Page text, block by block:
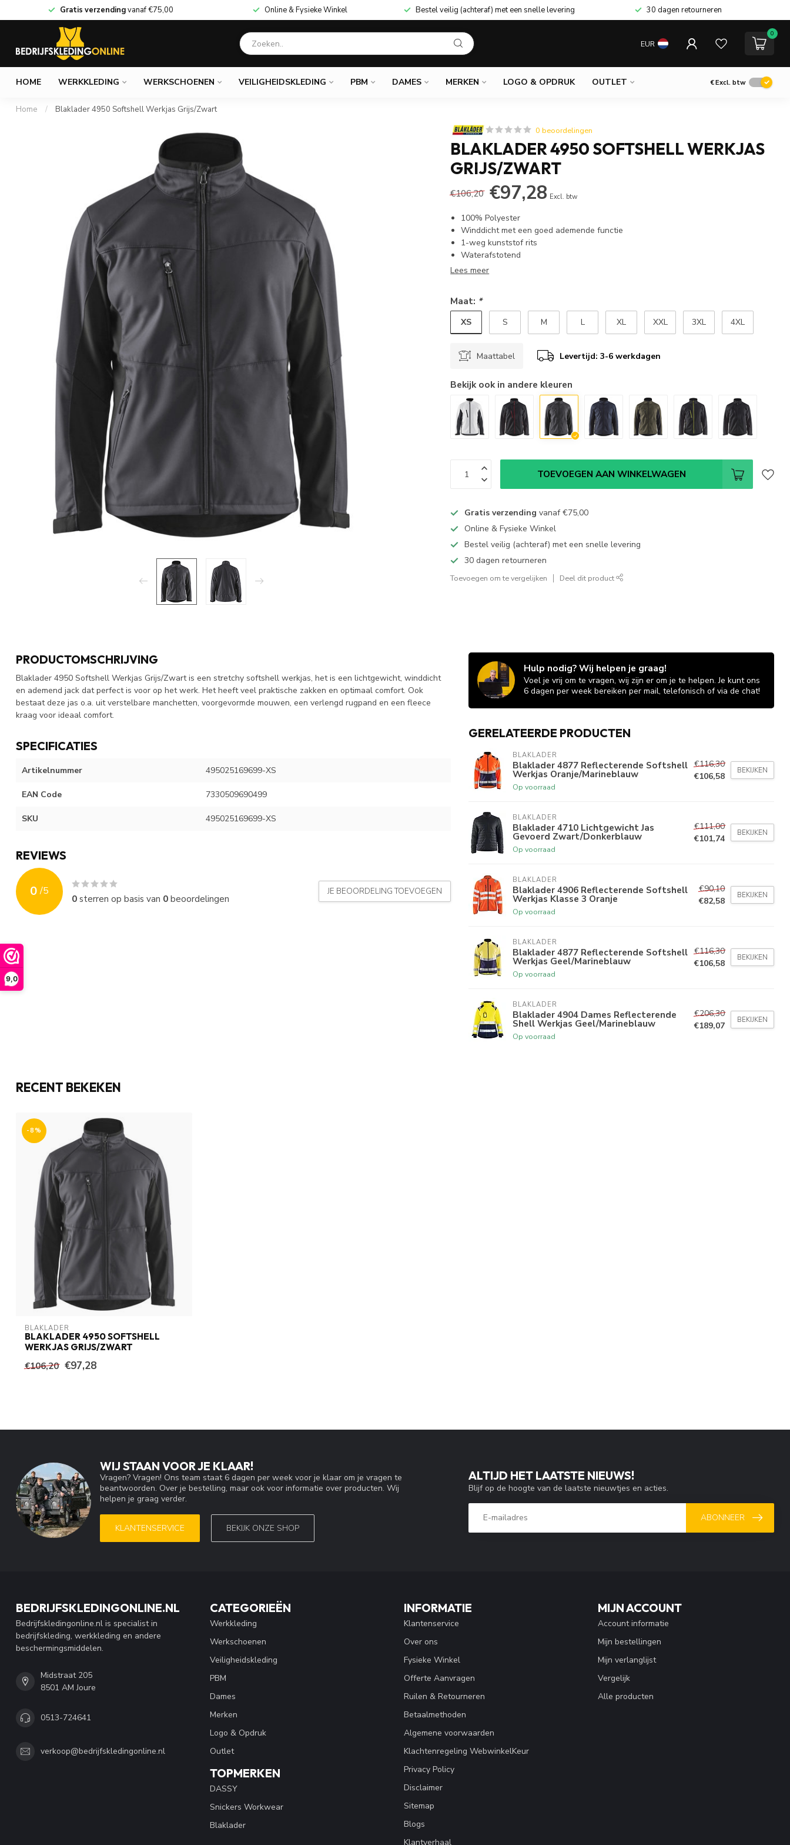
9,0
Gratis verzendingvanaf€75,00 Online & Fysieke Winkel Bestel veilig (achteraf) met een snelle levering 30 dagen retourneren
EUR
0
HOME WERKKLEDING WERKSCHOENEN VEILIGHEIDSKLEDING PBM DAMES MERKEN LOGO & OPDRUK OUTLET €Excl. btw
Home / Blaklader 4950 Softshell Werkjas Grijs/Zwart
0 beoordelingen
BLAKLADER 4950 SOFTSHELL WERKJAS
GRIJS/ZWART
€106,20 €97,28 Excl. btw
100% Polyester
Winddicht met een goed ademende functie
1-weg kunststof rits
Waterafstotend
Lees meer
Maat: *
XS S M L XL XXL 3XL 4XL
Maattabel Levertijd: 3-6 werkdagen
Bekijk ook in andere kleuren
TOEVOEGEN AAN WINKELWAGEN
Gratis verzending vanaf€75,00
Online & Fysieke Winkel
Bestel veilig (achteraf) met een snelle levering
30 dagen retourneren
Toevoegen om te vergelijken Deel dit product
PRODUCTOMSCHRIJVING
Blaklader 4950 Softshell Werkjas Grijs/Zwart is een stretchy softshell werkjas, het is een lichtgewicht, winddicht
en ademend jack dat perfect is voor op het werk. Het heeft veel praktische zakken en optimaal comfort. Ook
bestaat deze jas o.a. uit verstelbare manchetten, voorgevormde mouwen, een verlengd rugpand en een fleece
kraag voor ideaal comfort.
SPECIFICATIES
Artikelnummer 495025169699-XS
EAN Code 7330509690499
SKU 495025169699-XS
REVIEWS
0 /5
0sterren op basis van 0beoordelingen
JE BEOORDELING TOEVOEGEN
Hulp nodig? Wij helpen je graag!
Voel je vrij om te vragen, wij zijn er om je te helpen. Je kunt ons
6 dagen per week bereiken per mail, telefonisch of via de chat!
GERELATEERDE PRODUCTEN
BLAKLADER
Blaklader 4877 Reflecterende Softshell
Werkjas Oranje/Marineblauw
Op voorraad
€116,30
€106,58
BEKIJKEN
BLAKLADER
Blaklader 4710 Lichtgewicht Jas
Gevoerd Zwart/Donkerblauw
Op voorraad
€111,00
€101,74
BEKIJKEN
BLAKLADER
Blaklader 4906 Reflecterende Softshell
Werkjas Klasse 3 Oranje
Op voorraad
€90,10
€82,58
BEKIJKEN
BLAKLADER
Blaklader 4877 Reflecterende Softshell
Werkjas Geel/Marineblauw
Op voorraad
€116,30
€106,58
BEKIJKEN
BLAKLADER
Blaklader 4904 Dames Reflecterende
Shell Werkjas Geel/Marineblauw
Op voorraad
€206,30
€189,07
BEKIJKEN
RECENT BEKEKEN
-8%
BLAKLADER
BLAKLADER 4950 SOFTSHELL
WERKJAS GRIJS/ZWART
€106,20 €97,28
WIJ STAAN VOOR JE KLAAR!
Vragen? Vragen! Ons team staat 6 dagen per week voor je klaar om je vragen te
beantwoorden. Over je bestelling, maar ook voor informatie over producten. Wij
helpen je graag verder.
KLANTENSERVICE BEKIJK ONZE SHOP
ALTIJD HET LAATSTE NIEUWS!
Blijf op de hoogte van de laatste nieuwtjes en acties.
ABONNEER
BEDRIJFSKLEDINGONLINE.NL
Bedrijfskledingonline.nl is specialist in
bedrijfskleding, werkkleding en andere
beschermingsmiddelen.
Midstraat 205
8501 AM Joure
0513-724641
verkoop@bedrijfskledingonline.nl
CATEGORIEËN
Werkkleding
Werkschoenen
Veiligheidskleding
PBM
Dames
Merken
Logo & Opdruk
Outlet
TOPMERKEN
DASSY
Snickers Workwear
Blaklader
INFORMATIE
Klantenservice
Over ons
Fysieke Winkel
Offerte Aanvragen
Ruilen & Retourneren
Betaalmethoden
Algemene voorwaarden
Klachtenregeling WebwinkelKeur
Privacy Policy
Disclaimer
Sitemap
Blogs
Klantverhaal
MIJN ACCOUNT
Account informatie
Mijn bestellingen
Mijn verlanglijst
Vergelijk
Alle producten